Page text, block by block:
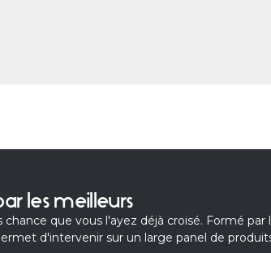
les meilleurs
que vous l'ayez déjà croisé. Formé par
d'intervenir sur un large panel de